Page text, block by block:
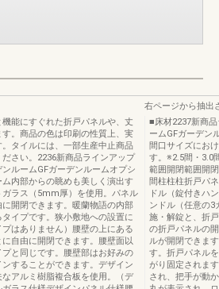
能にすぐれた折戸パネルや、丈
。商品の色は印刷の性質上、実
タイルには、一部生産中止商品
さい。2236新商品ラインアップ
ルームGFガーデンルームオプシ
内部からの眺めも美しく演出す
ラス（5mm厚）を使用。パネル
開閉できます。暖蘭物語の内部
イプです。狭小敷地への設置に
はありません）腰壁の上にある
自由に開閉できます。腰壁面以
と同じです。腰壁部はお好みの
することができます。デザイン
アルミ樹脂複合板を使用。（デ
右ページから抽出
■床材2237新商
ームGFガーデン
間口サイズにお
す。※2.5間・3.0
範囲開閉範囲開
間柱柱柱折戸パ
ドル（錠付きハ
ンドル（任意の3
施・解錠と、折
の折戸パネルの
ルが開閉できま
す。折戸パネル
がり固定されま
され、把手が動